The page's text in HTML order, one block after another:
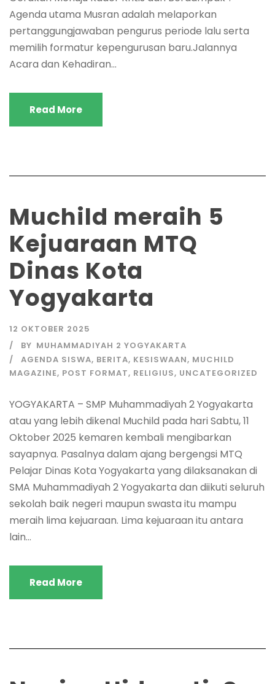
Agenda utama Musran adalah melaporkan
pertanggungjawaban pengurus periode lalu serta
memilih formatur kepengurusan baru.Jalannya
Acara dan Kehadiran...
Read More
Muchild meraih 5
Kejuaraan MTQ
Dinas Kota
Yogyakarta
12 OKTOBER 2025
BY MUHAMMADIYAH 2 YOGYAKARTA
AGENDA SISWA, BERITA, KESISWAAN, MUCHILD
MAGAZINE, POST FORMAT, RELIGIUS, UNCATEGORIZED
YOGYAKARTA – SMP Muhammadiyah 2 Yogyakarta
atau yang lebih dikenal Muchild pada hari Sabtu, 11
Oktober 2025 kemaren kembali mengibarkan
sayapnya. Pasalnya dalam ajang bergengsi MTQ
Pelajar Dinas Kota Yogyakarta yang dilaksanakan di
SMA Muhammadiyah 2 Yogyakarta dan diikuti seluruh
sekolah baik negeri maupun swasta itu mampu
meraih lima kejuaraan. Lima kejuaraan itu antara
lain...
Read More